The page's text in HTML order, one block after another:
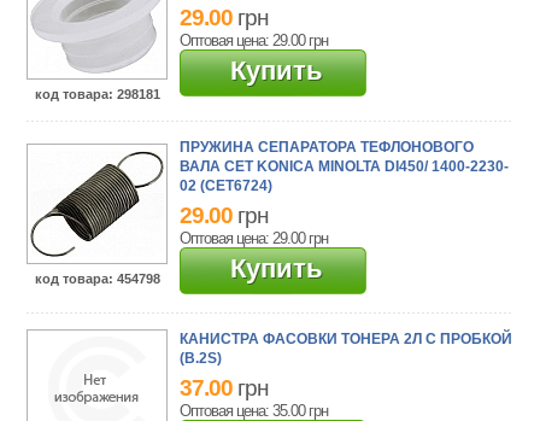
код товара: 298181
29.00 грн
Оптовая цена: 29.00 грн
Купить
код товара: 454798
ПРУЖИНА СЕПАРАТОРА ТЕФЛОНОВОГО
ВАЛА CET KONICA MINOLTA DI450/ 1400-2230-
02 (CET6724)
29.00 грн
Оптовая цена: 29.00 грн
Купить
КАНИСТРА ФАСОВКИ ТОНЕРА 2Л С ПРОБКОЙ
(B.2S)
37.00 грн
Оптовая цена: 35.00 грн